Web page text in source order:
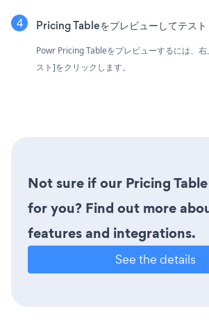
Pricing Tableをプレビューしてテスト
Powr Pricing Tableをプレビューするには、
スト]をクリックします。
Not sure if our Pricing
for you? Find out more
features and integrations.
See the details